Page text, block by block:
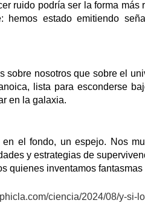
ruido podría ser la forma
estado emitiendo
sobre nosotros que sobre el
lista para esconderse
en la galaxia.
el fondo, un espejo. Nos
y estrategias de
quienes inventamos
ciencia/2024/08/y-si-